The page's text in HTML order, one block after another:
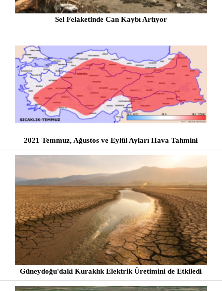
Sel Felaketinde Can Kaybı Artıyor
2021 Temmuz, Ağustos ve Eylül Ayları Hava Tahmini
Güneydoğu'daki Kuraklık Elektrik Üretimini de Etkiledi